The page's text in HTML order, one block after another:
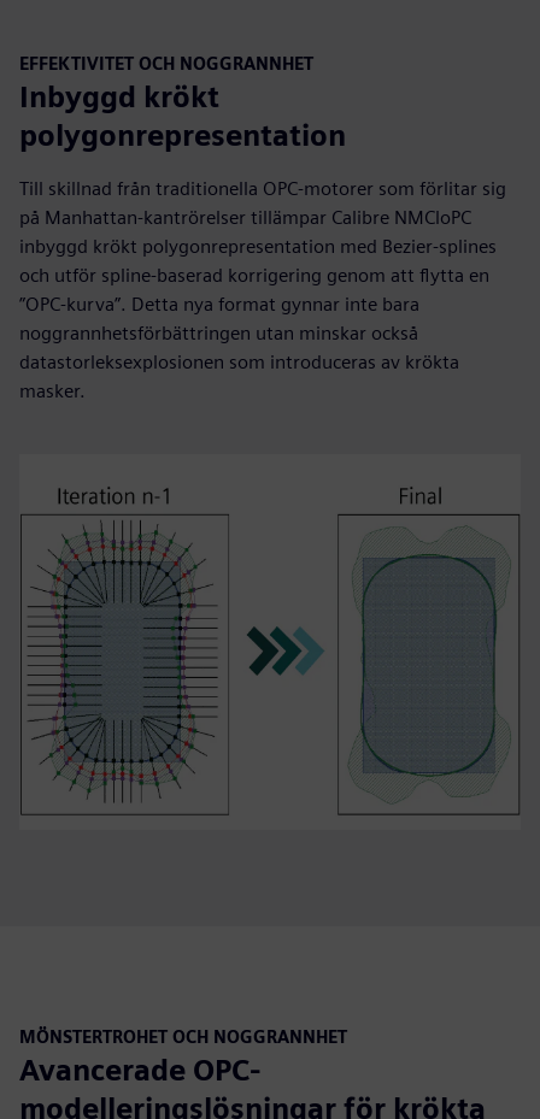
EFFEKTIVITET OCH NOGGRANNHET
Inbyggd krökt
polygonrepresentation
Till skillnad från traditionella OPC-motorer som förlitar sig
på Manhattan-kantrörelser tillämpar Calibre NMCloPC
inbyggd krökt polygonrepresentation med Bezier-splines
och utför spline-baserad korrigering genom att flytta en
”OPC-kurva”. Detta nya format gynnar inte bara
noggrannhetsförbättringen utan minskar också
datastorleksexplosionen som introduceras av krökta
masker.
MÖNSTERTROHET OCH NOGGRANNHET
Avancerade OPC-
modelleringslösningar för krökta